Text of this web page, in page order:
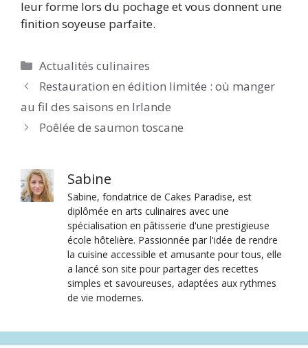
leur forme lors du pochage et vous donnent une
finition soyeuse parfaite.
Catégories
Actualités culinaires
Restauration en édition limitée : où manger
au fil des saisons en Irlande
Poêlée de saumon toscane
Sabine
Sabine, fondatrice de Cakes Paradise, est
diplômée en arts culinaires avec une
spécialisation en pâtisserie d'une prestigieuse
école hôtelière. Passionnée par l'idée de rendre
la cuisine accessible et amusante pour tous, elle
a lancé son site pour partager des recettes
simples et savoureuses, adaptées aux rythmes
de vie modernes.